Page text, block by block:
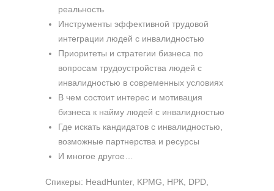
реальность
Инструменты эффективной трудовой
интеграции людей с инвалидностью
Приоритеты и стратегии бизнеса по
вопросам трудоустройства людей с
инвалидностью в современных условиях
В чем состоит интерес и мотивация
бизнеса к найму людей с инвалидностью
Где искать кандидатов с инвалидностью,
возможные партнерства и ресурсы
И многое другое…
Спикеры: HeadHunter, KPMG, НРК, DPD,